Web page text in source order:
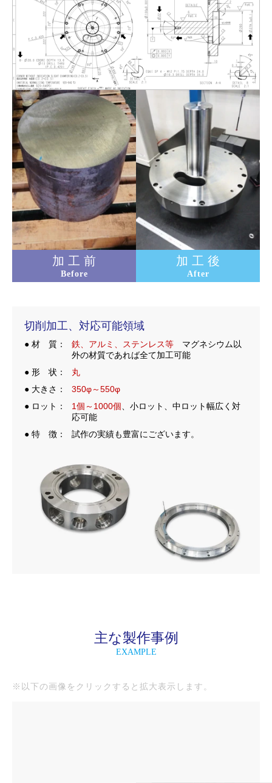
加 工 前
Before
加 工 後
After
切削加工、対応可能領域
● 材 質 鉄、アルミ、ステンレス等 マグネシウム以
外の材質であれば全て加工可能
● 形 状
丸
● 大きさ
350φ～550φ
● ロット
1個～1000個 、小ロット、中ロット幅広く対
応可能
● 特 徴
試作の実績も豊富にございます。
主な製作事例
EXAMPLE
※以下の画像をクリックすると拡大表示します。